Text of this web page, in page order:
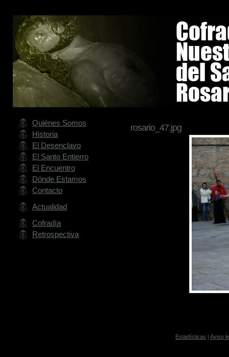
rosario_47.jpg
Quiénes Somos
Historia
El Desenclavo
El Santo Entierro
El Encuentro
Dónde Estamos
Contacto
Actualidad
Cofradía
Retrospectiva
Estadísticas | Aviso